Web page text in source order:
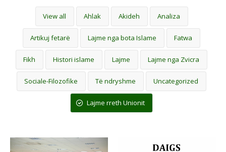
View all Ahlak Akideh Analiza
Artikuj fetarë Lajme nga bota Islame Fatwa
Fikh Histori islame Lajme Lajme nga Zvicra
Sociale-Filozofike Të ndryshme Uncategorized
Lajme rreth Unionit